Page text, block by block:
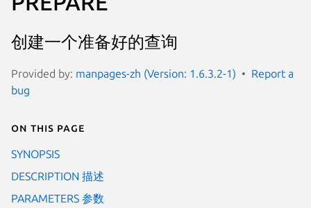
创建一个准备好的查询
Provided by: manpages-zh (Version: 1.6.3.2-1)
Report a
bug
On this page
SYNOPSIS
DESCRIPTION 描述
PARAMETERS 参数